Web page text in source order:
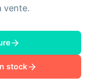
vente.
stock